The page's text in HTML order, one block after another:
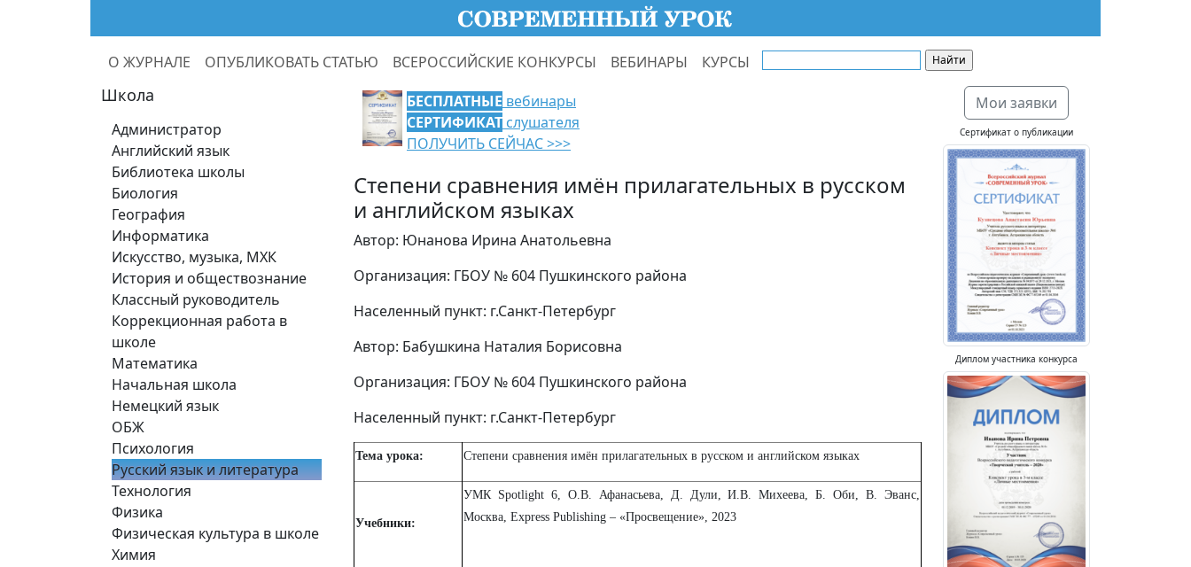
О ЖУРНАЛЕ ОПУБЛИКОВАТЬ СТАТЬЮ ВСЕРОССИЙСКИЕ КОНКУРСЫ ВЕБИНАРЫ КУРСЫ
Школа
Администратор
Английский язык
Библиотека школы
Биология
География
Информатика
Искусство, музыка, МХК
История и обществознание
Классный руководитель
Коррекционная работа в
школе
Математика
Начальная школа
Немецкий язык
ОБЖ
Психология
Русский язык и литература
Технология
Физика
Физическая культура в школе
Химия
БЕСПЛАТНЫЕ вебинары
СЕРТИФИКАТ слушателя
ПОЛУЧИТЬ СЕЙЧАС >>>
Степени сравнения имён прилагательных в русском
и английском языках
Автор: Юнанова Ирина Анатольевна
Организация: ГБОУ № 604 Пушкинского района
Населенный пункт: г.Санкт-Петербург
Автор: Бабушкина Наталия Борисовна
Организация: ГБОУ № 604 Пушкинского района
Населенный пункт: г.Санкт-Петербург
Тема урока: Степени сравнения имён прилагательных в русском и английском языках
Учебники:
УМК Spotlight 6, О.В. Афанасьева, Д. Дули, И.В. Михеева, Б. Оби, В. Эванс,
Москва, Express Publishing – «Просвещение», 2023
Мои заявки
Сертификат о публикации
Диплом участника конкурса